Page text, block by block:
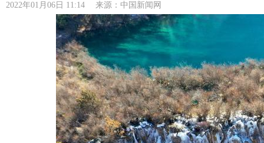
2022年01月06日 11:14 来源： 中国新闻网